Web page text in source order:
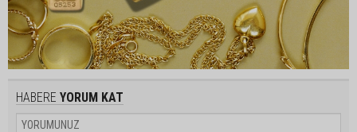
HABERE YORUM KAT